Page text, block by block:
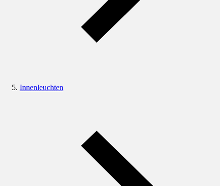
Innenleuchten